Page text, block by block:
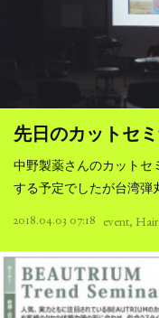
先日のカットセ
中野製薬さんのカット
する予定でしたが台湾
2018.04.03 07:18 event Hair